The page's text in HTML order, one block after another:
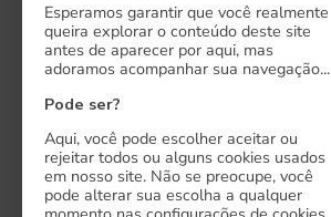
Facebook
X
Onde estamos
Esperamos garantir que você realmente
queira explorar o conteúdo deste site
antes de aparecer por aqui, mas
adoramos acompanhar sua navegação...
Pode ser?
Aqui, você pode escolher aceitar ou
rejeitar todos ou alguns cookies usados
em nosso site. Não se preocupe, você
pode alterar sua escolha a qualquer